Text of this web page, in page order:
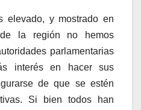
elevado, y mostrado en
la región no hemos
parlamentarias
interés en hacer sus
de que se estén
Si bien todos han